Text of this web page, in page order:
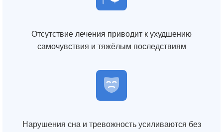
Отсутствие лечения приводит к ухудшению
самочувствия и тяжёлым последствиям
Нарушения сна и тревожность усиливаются без